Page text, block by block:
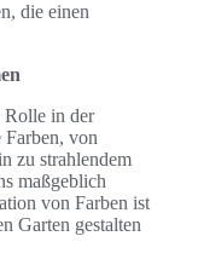
die einen
Rolle in der
von
zu strahlendem
maßgeblich
von Farben ist
Garten gestalten